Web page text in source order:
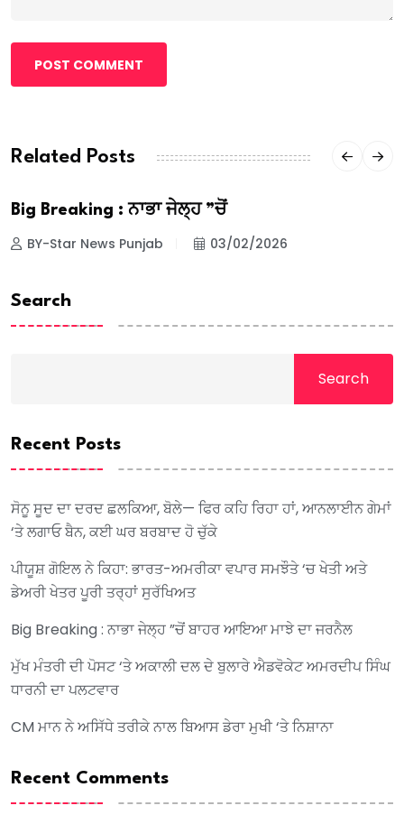
POST COMMENT
Related Posts
Big Breaking : ਨਾਭਾ ਜੇਲ੍ਹ ”ਚੋਂ
BY-Star News Punjab 03/02/2026
Search
Search
Recent Posts
ਸੋਨੂ ਸੂਦ ਦਾ ਦਰਦ ਛਲਕਿਆ, ਬੋਲੇ— ਫਿਰ ਕਹਿ ਰਿਹਾ ਹਾਂ, ਆਨਲਾਈਨ ਗੇਮਾਂ
‘ਤੇ ਲਗਾਓ ਬੈਨ, ਕਈ ਘਰ ਬਰਬਾਦ ਹੋ ਚੁੱਕੇ
ਪੀਯੂਸ਼ ਗੋਇਲ ਨੇ ਕਿਹਾ: ਭਾਰਤ-ਅਮਰੀਕਾ ਵਪਾਰ ਸਮਝੌਤੇ ‘ਚ ਖੇਤੀ ਅਤੇ
ਡੇਅਰੀ ਖੇਤਰ ਪੂਰੀ ਤਰ੍ਹਾਂ ਸੁਰੱਖਿਅਤ
Big Breaking : ਨਾਭਾ ਜੇਲ੍ਹ ”ਚੋਂ ਬਾਹਰ ਆਇਆ ਮਾਝੇ ਦਾ ਜਰਨੈਲ
ਮੁੱਖ ਮੰਤਰੀ ਦੀ ਪੋਸਟ ‘ਤੇ ਅਕਾਲੀ ਦਲ ਦੇ ਬੁਲਾਰੇ ਐਡਵੋਕੇਟ ਅਮਰਦੀਪ ਸਿੰਘ
ਧਾਰਨੀ ਦਾ ਪਲਟਵਾਰ
CM ਮਾਨ ਨੇ ਅਸਿੱਧੇ ਤਰੀਕੇ ਨਾਲ ਬਿਆਸ ਡੇਰਾ ਮੁਖੀ ‘ਤੇ ਨਿਸ਼ਾਨਾ
Recent Comments